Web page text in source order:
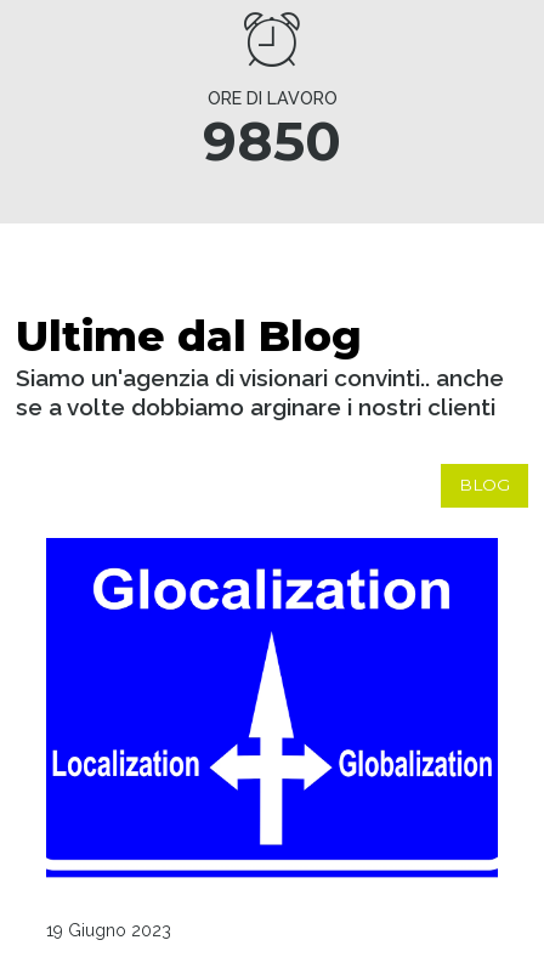
ORE DI LAVORO
9850
Ultime dal Blog
Siamo un'agenzia di visionari convinti.. anche
se a volte dobbiamo arginare i nostri clienti
BLOG
19 Giugno 2023